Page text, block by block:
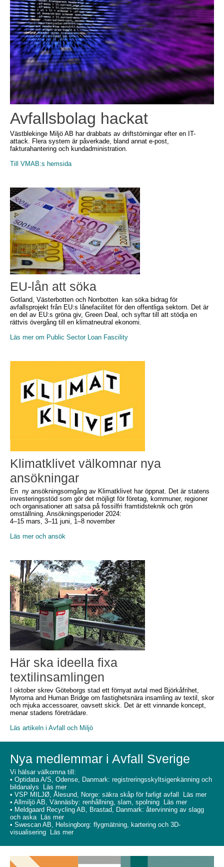
Avfallsbolag hackat
Västblekinge Miljö AB har drabbats av driftstörningar efter en IT-
attack. Flera system är påverkade, bland annat e-post,
fakturahantering och kundadministration.
Till VMAB:s hemsida
EU-lån att söka
Gotland, Västerbotten och Norrbotten kan söka bidrag för
avfallsprojekt från EU:s lånefacilitet för den offentliga sektorn. Det är
en del av EU:s gröna giv, Green Deal, och syftar till att stödja en
rättvis övergång till en klimatneutral ekonomi.
Läs mer om Public Sector Loan Fascility
Klimatklivet välkomnar nya
ansökningar
En ny ansökningsomgång av Klimatklivet har öppnat. Det är statens
investeringsstöd som gör det möjligt för företag, kommuner, regioner
och organisationer att satsa på fossilfri framtidsteknik och grön
omställning. Ansökningsperioder 2024:
4–15 mars, 3–11 juni, 1–8 november
Läs mer och ansök
Här ska ideella fixa
textilinsamlingen
I oktober skrev Göteborgs stad ett förnyat avtal med Björkåfrihet,
Myrorna and Human Bridge om fastighetsnära insamling av textil, skor
och mjuka accessoarer, oavsett skick. Det är ett vinnande koncept,
menar stadens företrädare.
Läs artikeln i Avfall och Miljö
Nya medlemmar i Avfall Sverige
Vi hälsar välkomna till:
• Optidata A/S, Odense, Danmark: registreringsskyltsigenkänning och
bildanalys
Läs mer
• VSP MILJØ, Ålesund, Norge: säkra skåp för farligt avfall
Läs mer
• Allmiljö AB, Vännäsby: renhållning, slam, spolning
Läs mer
• Meldgaard Recycling AB, Brastad, Danmark: återvinning av slagg
och aska Läs mer
• Swescan AB, Helsingborg: flygmätning, kartering och 3D-
visualisering
Läs mer